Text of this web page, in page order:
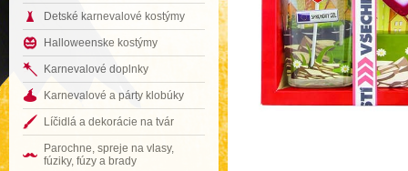
Detské karnevalové kostýmy
Halloweenske kostýmy
Karnevalové doplnky
Karnevalové a párty klobúky
Líčidlá a dekorácie na tvár
Parochne, spreje na vlasy,
fúziky, fúzy a brady